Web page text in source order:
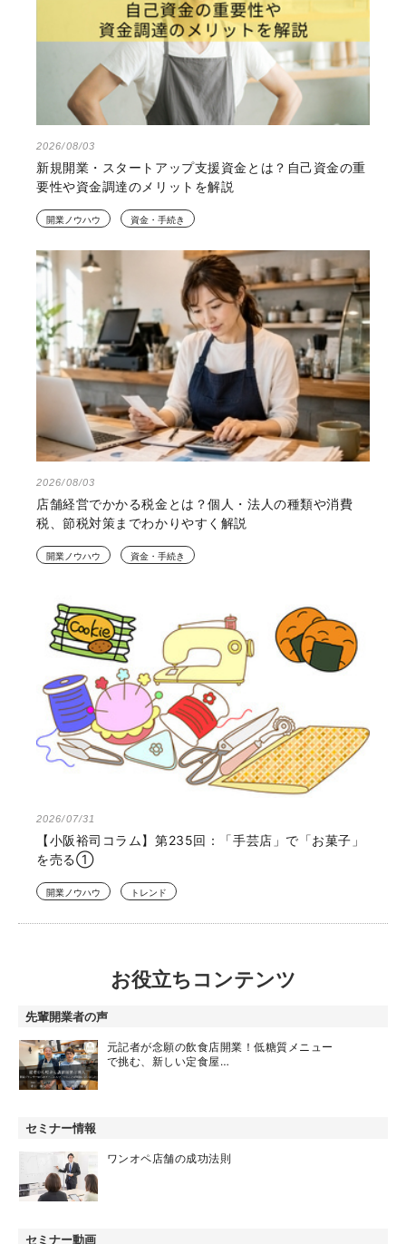
2026/08/03
新規開業・スタートアップ支援資金とは？自己資金の重
要性や資金調達のメリットを解説
開業ノウハウ 資金・手続き
2026/08/03
店舗経営でかかる税金とは？個人・法人の種類や消費
税、節税対策までわかりやすく解説
開業ノウハウ 資金・手続き
2026/07/31
【小阪裕司コラム】第235回：「手芸店」で「お菓子」
を売る①
開業ノウハウ トレンド
お役立ちコンテンツ
先輩開業者の声
元記者が念願の飲食店開業！低糖質メニュー
で挑む、新しい定食屋…
セミナー情報
ワンオペ店舗の成功法則
セミナー動画